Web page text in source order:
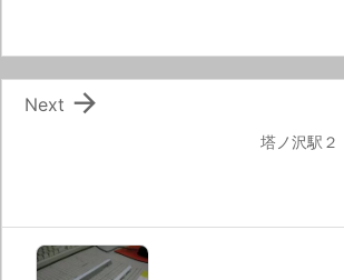
塔ノ沢駅２

Next